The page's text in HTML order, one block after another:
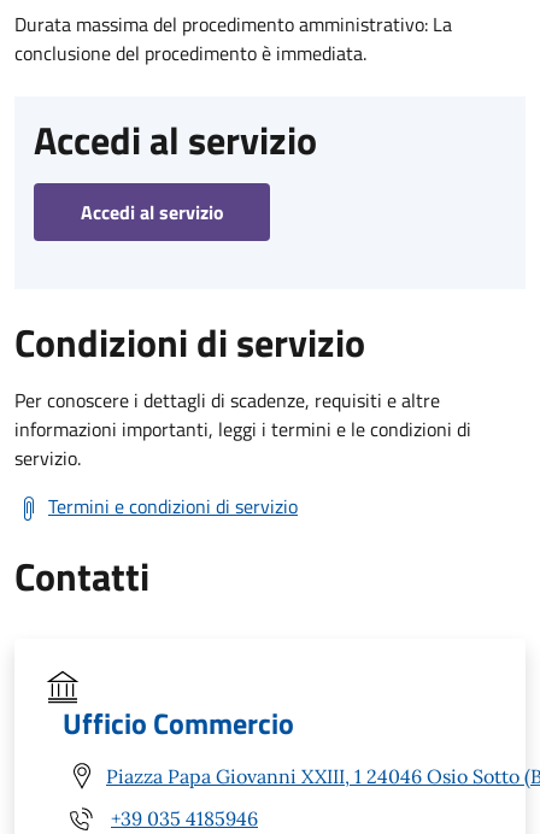
Durata massima del procedimento amministrativo: La
conclusione del procedimento è immediata.
Accedi al servizio
Accedi al servizio
Condizioni di servizio
Per conoscere i dettagli di scadenze, requisiti e altre
informazioni importanti, leggi i termini e le condizioni di
servizio.
Termini e condizioni di servizio
Contatti
Ufficio Commercio
Piazza Papa Giovanni XXIII, 1 24046 Osio Sotto
+39 035 4185946